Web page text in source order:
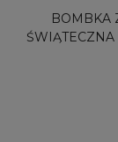
BOMBKA